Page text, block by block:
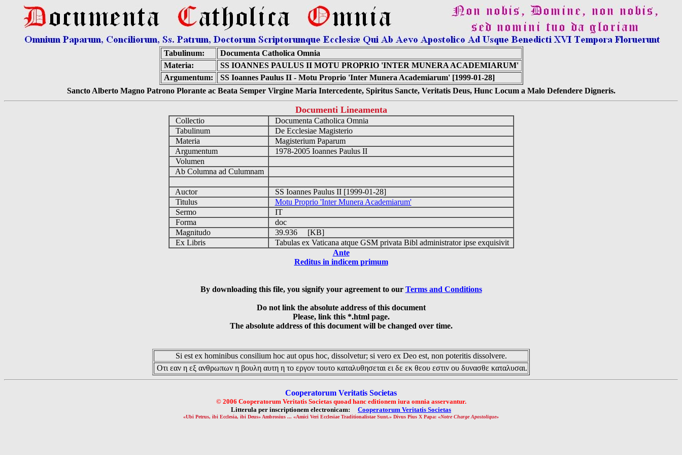
Tabulinum:
Documenta Catholica Omnia
Materia:
SS IOANNES PAULUS II MOTU PROPRIO 'INTER MUNERA ACADEMIARUM'
Argumentum:
SS Ioannes Paulus II - Motu Proprio 'Inter Munera Academiarum' [1999-01-28]
Sancto Alberto Magno Patrono Plorante ac Beata Semper Virgine Maria Intercedente, Spiritus Sancte, Veritatis Deus, Hunc Locum a Malo Defendere Digneris.
Documenti Lineamenta
Collectio
Documenta Catholica Omnia
Tabulinum
De Ecclesiae Magisterio
Materia
Magisterium Paparum
Argumentum
1978-2005 Ioannes Paulus II
Volumen
Ab Columna ad Culumnam
Auctor
SS Ioannes Paulus II [1999-01-28]
Titulus
Motu Proprio 'Inter Munera Academiarum'
Sermo
IT
Forma
doc
Magnitudo
39.936 [KB]
Ex Libris
Tabulas ex Vaticana atque GSM privata Bibl administrator ipse exquisivit
Ante
Reditus in indicem primum
By downloading this file, you signify your agreement to our Terms and Conditions
Do not link the absolute address of this document
Please, link this *.html page.
The absolute address of this document will be changed over time.
Si est ex hominibus consilium hoc aut opus hoc, dissolvetur; si vero ex Deo est, non poteritis dissolvere.
Οτι εαν η εξ ανθρωπων η βουλη αυτη η το εργον τουτο καταλυθησεται ει δε εκ θεου εστιν ου δυνασθε καταλυσαι.
Cooperatorum Veritatis Societas
© 2006 Cooperatorum Veritatis Societas quoad hanc editionem iura omnia asservantur.
Litterula per inscriptionem electronicam: Cooperatorum Veritatis Societas
«Ubi Petrus, ibi Ecclesia, ibi Deus» Ambrosius ... «Amici Veri Ecclesiae Traditionalistae Sunt.» Divus Pius X Papa: «Notre Charge Apostolique»